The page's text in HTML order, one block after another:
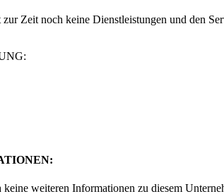
zur Zeit noch keine Dienstleistungen und den
weiteren Informationen zu diesem